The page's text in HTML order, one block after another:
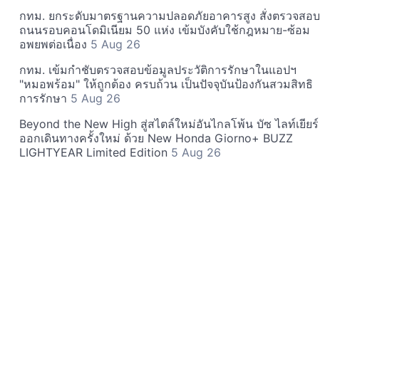
กทม. ยกระดับมาตรฐานความปลอดภัยอาคารสูง สั่งตรวจสอบ
ถนนรอบคอนโดมิเนียม 50 แห่ง เข้มบังคับใช้กฎหมาย-ซ้อม
อพยพต่อเนื่อง 5 Aug 26
กทม. เข้มกำชับตรวจสอบข้อมูลประวัติการรักษาในแอปฯ
"หมอพร้อม" ให้ถูกต้อง ครบถ้วน เป็นปัจจุบันป้องกันสวมสิทธิ
การรักษา 5 Aug 26
Beyond the New High สู่สไตล์ใหม่อันไกลโพ้น บัซ ไลท์เยียร์
ออกเดินทางครั้งใหม่ ด้วย New Honda Giorno+ BUZZ
LIGHTYEAR Limited Edition 5 Aug 26